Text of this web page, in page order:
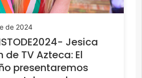
de 2024
Jesica
de TV Azteca: El
presentaremos